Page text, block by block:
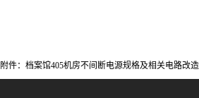
附件：档案馆405机房不间断电源规格及相关电路改